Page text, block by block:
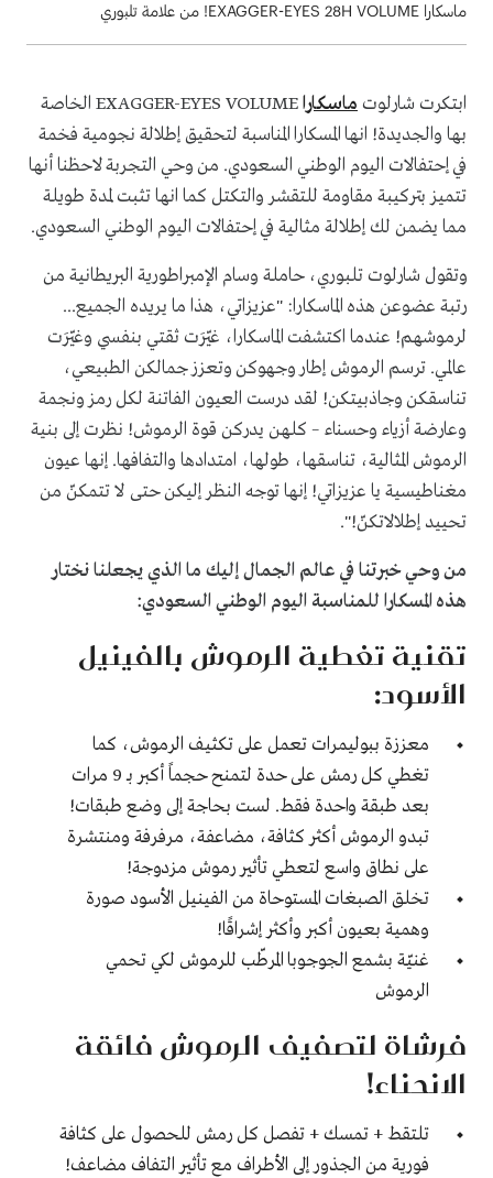
ماسكارا EXAGGER-EYES 28H VOLUME! من علامة تلبوري
ابتكرت شارلوت ماسكارا
EXAGGER-EYES VOLUME الخاصة
بها والجديدة! انها المسكارا المناسبة لتحقيق إطلالة نجومية فخمة
في إحتفالات اليوم الوطني السعودي. من وحي التجربة لاحظنا أنها
تتميز بتركيبة مقاومة للتقشر والتكتل كما انها تثبت لمدة طويلة
مما يضمن لك إطلالة مثالية في إحتفالات اليوم الوطني السعودي.
وتقول شارلوت تلبوري، حاملة وسام الإمبراطورية البريطانية من
رتبة عضوعن هذه الماسكارا: "عزيزاتي، هذا ما يريده الجميع...
لرموشهم! عندما اكتشفت الماسكارا، غيّرَت ثقتي بنفسي وغيّرَت
عالمي. ترسم الرموش إطار وجهوكن وتعزز جمالكن الطبيعي،
تناسقكن وجاذبيتكن! لقد درست العيون الفاتنة لكل رمز ونجمة
وعارضة أزياء وحسناء – كلهن يدركن قوة الرموش! نظرت إلى بنية
الرموش المثالية، تناسقها، طولها، امتدادها والتفافها. إنها عيون
مغناطيسية يا عزيزاتي! إنها توجه النظر إليكن حتى لا تتمكنّ من
تحييد إطلالاتكنّ!".
من وحي خبرتنا في عالم الجمال إليك ما الذي يجعلنا نختار
هذه المسكارا للمناسبة اليوم الوطني السعودي:
تقنية تغطية الرموش بالفينيل
الأسود:
معززة ببوليمرات تعمل على تكثيف الرموش، كما
تغطي كل رمش على حدة لتمنح حجماً أكبر بـ 9 مرات
بعد طبقة واحدة فقط. لست بحاجة إلى وضع طبقات!
تبدو الرموش أكثر كثافة، مضاعفة، مرفرفة ومنتشرة
على نطاق واسع لتعطي تأثير رموش مزدوجة!
تخلق الصبغات المستوحاة من الفينيل الأسود صورة
وهمية بعيون أكبر وأكثر إشراقًا!
غنيّة بشمع الجوجوبا المرطّب للرموش لكي تحمي
الرموش
فرشاة لتصفيف الرموش فائقة
الانحناء!
تلتقط + تمسك + تفصل كل رمش للحصول على كثافة
فورية من الجذور إلى الأطراف مع تأثير التفاف مضاعف!